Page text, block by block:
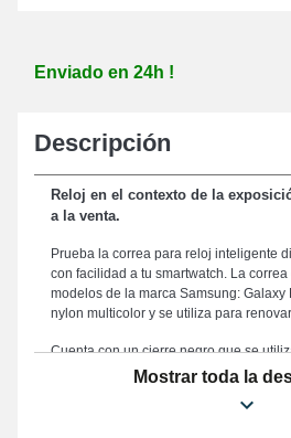
Enviado en 24h !
Descripción
Reloj en el contexto de la
a la venta.
Prueba la correa para reloj inteligente
con facilidad a tu smartwatch. La
modelos de la marca Samsung: Galaxy
nylon multicolor y se utiliza para
Cuenta con un cierre negro que se
sistema de fijación cómodo y eficaz. La
es un accesorio adecuado para tus
elegancia gracias a su tamaño de 20
Mostrar toda la